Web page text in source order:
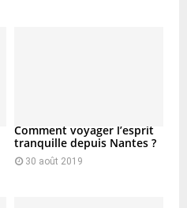
Comment voyager l’esprit
tranquille depuis Nantes ?
30 août 2019